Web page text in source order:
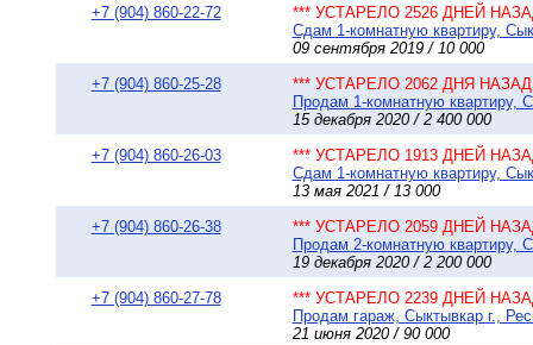
+7 (904) 860-22-72
*** УСТАРЕЛО 2526 ДНЕЙ
Сдам 1-комнатную квартиру,
09 сентября 2019 / 10 000
+7 (904) 860-25-28
*** УСТАРЕЛО 2062 ДНЯ НАЗАД
Продам 1-комнатную квартиру,
15 декабря 2020 / 2 400 000
+7 (904) 860-26-03
*** УСТАРЕЛО 1913 ДНЕЙ
Сдам 1-комнатную квартиру,
13 мая 2021 / 13 000
+7 (904) 860-26-38
*** УСТАРЕЛО 2059 ДНЕЙ
Продам 2-комнатную квартиру,
19 декабря 2020 / 2 200 000
+7 (904) 860-27-78
*** УСТАРЕЛО 2239 ДНЕЙ
Продам гараж, Сыктывкар г.,
21 июня 2020 / 90 000